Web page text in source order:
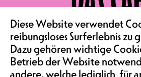
VEREIN &
BAR FOYER |
GRATIS | AB
Mat’Lab – Cocktails
Extraklasse!
Diese Website verwendet
reibungsloses Surferlebnis zu
Dazu gehören wichtige
Betrieb der Website
andere, welche lediglich für